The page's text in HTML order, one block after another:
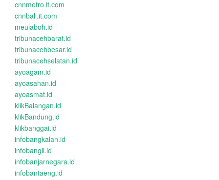
cnnmetro.it.com
cnnbali.it.com
meulaboh.id
tribunacehbarat.id
tribunacehbesar.id
tribunacehselatan.id
ayoagam.id
ayoasahan.id
ayoasmat.id
klikBalangan.id
klikBandung.id
klikbanggai.id
infobangkalan.id
infobangli.id
infobanjarnegara.id
infobantaeng.id